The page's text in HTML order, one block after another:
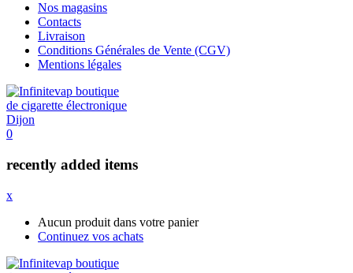
Nos magasins
Contacts
Livraison
Conditions Générales de Vente (CGV)
Mentions légales
0
recently added items
x
Aucun produit dans votre panier
Continuez vos achats